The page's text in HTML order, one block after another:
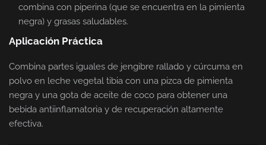
combina con piperina (que se encuentra en la pimienta
negra) y grasas saludables.
Aplicación Práctica
Combina partes iguales de jengibre rallado y cúrcuma en
polvo en leche vegetal tibia con una pizca de pimienta
negra y una gota de aceite de coco para obtener una
bebida antiinflamatoria y de recuperación altamente
efectiva.